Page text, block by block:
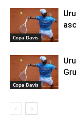
Copa Davis
Copa Davis